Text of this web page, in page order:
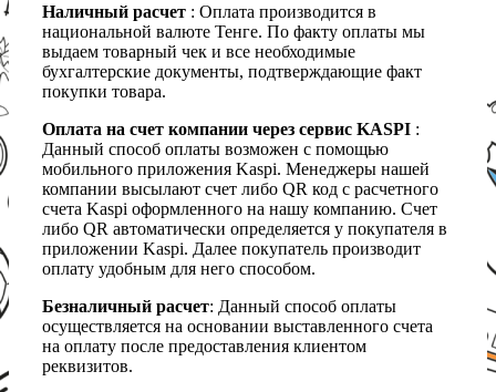
Наличный расчет : Оплата производится в
национальной валюте Тенге. По факту оплаты мы
выдаем товарный чек и все необходимые
бухгалтерские документы, подтверждающие факт
покупки товара.
Оплата на счет компании через сервис KASPI :
Данный способ оплаты возможен с помощью
мобильного приложения Kaspi. Менеджеры нашей
компании высылают счет либо QR код с расчетного
счета Kaspi оформленного на нашу компанию. Счет
либо QR автоматически определяется у покупателя в
приложении Kaspi. Далее покупатель производит
оплату удобным для него способом.
Безналичный расчет: Данный способ оплаты
осуществляется на основании выставленного счета
на оплату после предоставления клиентом
реквизитов.